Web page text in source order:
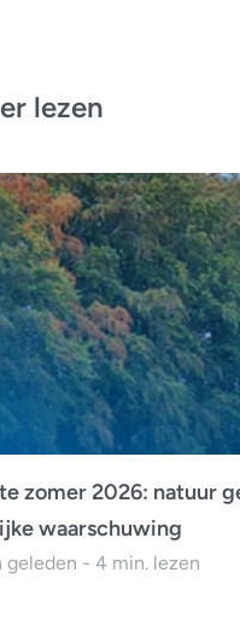
lezen
zomer 2026: natuur
waarschuwing
geleden - 4 min. lezen